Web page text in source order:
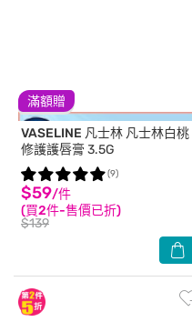
滿額贈
VASELINE 凡士林 凡士林白桃
修護護唇膏 3.5G
$59/件
(買2件-售價已折)
$139
(9)